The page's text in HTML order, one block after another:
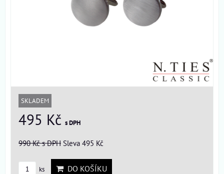
SKLADEM
495 Kč s DPH
990 Kčs DPH Sleva 495 Kč
ks DO KOŠÍKU